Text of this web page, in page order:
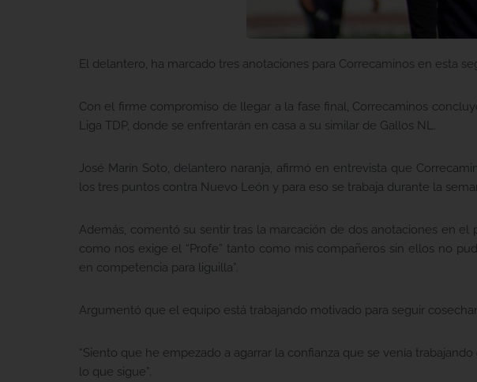
El delantero, ha marcado tres anotaciones para Correcaminos en esta
Con el firme compromiso de llegar a la fase final, Correcaminos
Liga TDP, donde se enfrentarán en casa a su similar de Gallos NL.
José Marín Soto, delantero naranja, afirmó en entrevista que
los tres puntos contra Nuevo León y para eso se trabaja durante la
Además, comentó su sentir tras la marcación de dos anotaciones en
como nos exige el “Profe” tanto como mis compañeros sin ellos no
en competencia para liguilla”.
Argumentó que el equipo está trabajando motivado para seguir
“Siento que he empezado a agarrar la confianza que se venía
lo que sigue”.